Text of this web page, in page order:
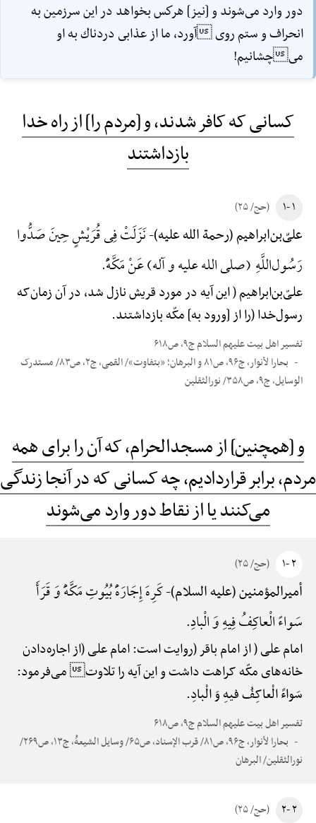
دور وارد مى‌شوند و [نيز] هركس بخواهد در اين سرزمين به
انحراف و ستم روى آورد، ما از عذابى دردناك به او
مىچشانيم!
کسانی که کافر شدند، و [مردم را] از راه خدا
بازداشتند
۱ -۱ (حج/ ۲۵)
علیّ‌بن‌ابراهیم (رحمة الله علیه)-نَزَلَتْ فِی قُرَیْشٍ حِینَ صَدُّوا
رَسُول‌اللَّهِ (صلی الله علیه و آله) عَنْ مَکَّهًَْ.
علیّ‌بن‌ابراهیم ( این آیه در مورد قریش نازل شد، در آن زمان‌که
رسول‌خدا (را از [ورود به] مکّه بازداشتند.
تفسیر اهل بیت علیهم السلام ج۹، ص۶۱۸
بحارا لأنوار، ج۹۶، ص۸۱ و البرهان؛ «بتفاوت»/ القمی، ج۲، ص۸۳/ مستدرک
الوسایل، ج۹، ص۳۵۸/ نورالثقلین
و [همچنین] از مسجدالحرام، که آن را برای همه
مردم، برابر قراردادیم، چه کسانی که در آنجا زندگی
می‌کنند یا از نقاط دور وارد می‌شوند
۲ -۱ (حج/ ۲۵)
أمیرالمؤمنین (علیه السلام)-کَرِهَ إِجَارَهًَْ بُیُوتِ مَکَّهًَْ وَ قَرَأَ
سَواءً الْعاکِفُ فِیهِ وَ الْبادِ.
امام علی ( از امام باقر (روایت است: امام علی (از اجاره‌دادن
خانه‌های مکّه کراهت داشت و این آیه را تلاوت می‌فرمود:
سَواءً الْعاکِفُ فیهِ وَ الْبادِ.
تفسیر اهل بیت علیهم السلام ج۹، ص۶۱۸
بحارا لأنوار، ج۹۶، ص۸۱/ قرب الإسناد، ص۶۵/ وسایل الشیعهًْ، ج۱۳، ص۲۶۹/
نورالثقلین/ البرهان
۲ -۲ (حج/ ۲۵)